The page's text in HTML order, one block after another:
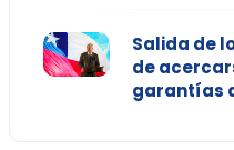
Salida de
de
garantías